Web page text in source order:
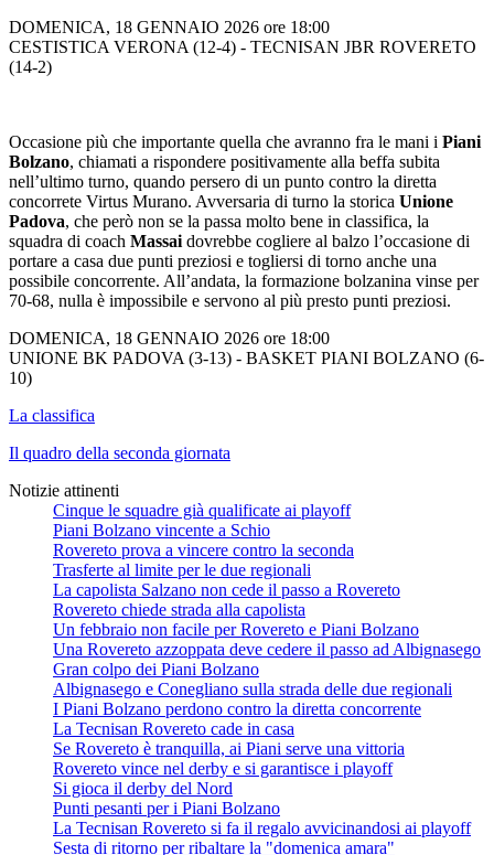
DOMENICA, 18 GENNAIO 2026 ore 18:00
CESTISTICA VERONA (12-4) - TECNISAN JBR ROVERETO
(14-2)
Occasione più che importante quella che avranno fra le mani i Piani
Bolzano, chiamati a rispondere positivamente alla beffa subita
nell’ultimo turno, quando persero di un punto contro la diretta
concorrete Virtus Murano. Avversaria di turno la storica Unione
Padova, che però non se la passa molto bene in classifica, la
squadra di coach Massai dovrebbe cogliere al balzo l’occasione di
portare a casa due punti preziosi e togliersi di torno anche una
possibile concorrente. All’andata, la formazione bolzanina vinse per
70-68, nulla è impossibile e servono al più presto punti preziosi.
DOMENICA, 18 GENNAIO 2026 ore 18:00
UNIONE BK PADOVA (3-13) - BASKET PIANI BOLZANO (6-
10)
La classifica
Il quadro della seconda giornata
Notizie attinenti
Cinque le squadre già qualificate ai playoff
Piani Bolzano vincente a Schio
Rovereto prova a vincere contro la seconda
Trasferte al limite per le due regionali
La capolista Salzano non cede il passo a Rovereto
Rovereto chiede strada alla capolista
Un febbraio non facile per Rovereto e Piani Bolzano
Una Rovereto azzoppata deve cedere il passo ad Albignasego
Gran colpo dei Piani Bolzano
Albignasego e Conegliano sulla strada delle due regionali
I Piani Bolzano perdono contro la diretta concorrente
La Tecnisan Rovereto cade in casa
Se Rovereto è tranquilla, ai Piani serve una vittoria
Rovereto vince nel derby e si garantisce i playoff
Si gioca il derby del Nord
Punti pesanti per i Piani Bolzano
La Tecnisan Rovereto si fa il regalo avvicinandosi ai playoff
Sesta di ritorno per ribaltare la "domenica amara"